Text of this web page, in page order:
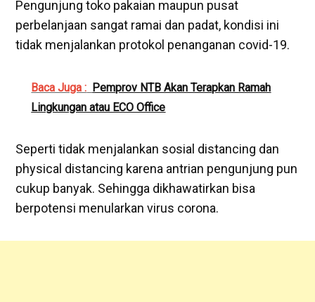
Pengunjung toko pakaian maupun pusat
perbelanjaan sangat ramai dan padat, kondisi ini
tidak menjalankan protokol penanganan covid-19.
Baca Juga : Pemprov NTB Akan Terapkan Ramah
Lingkungan atau ECO Office
Seperti tidak menjalankan sosial distancing dan
physical distancing karena antrian pengunjung pun
cukup banyak. Sehingga dikhawatirkan bisa
berpotensi menularkan virus corona.